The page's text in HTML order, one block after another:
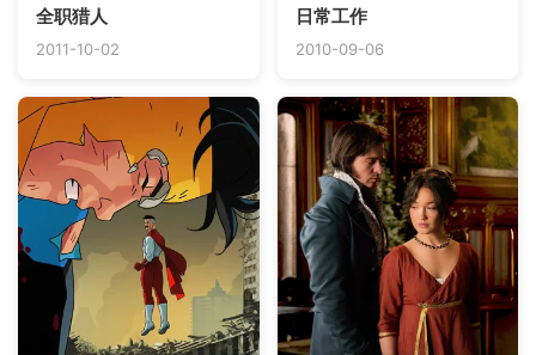
全职猎人
2011-10-02
日常工作
2010-09-06